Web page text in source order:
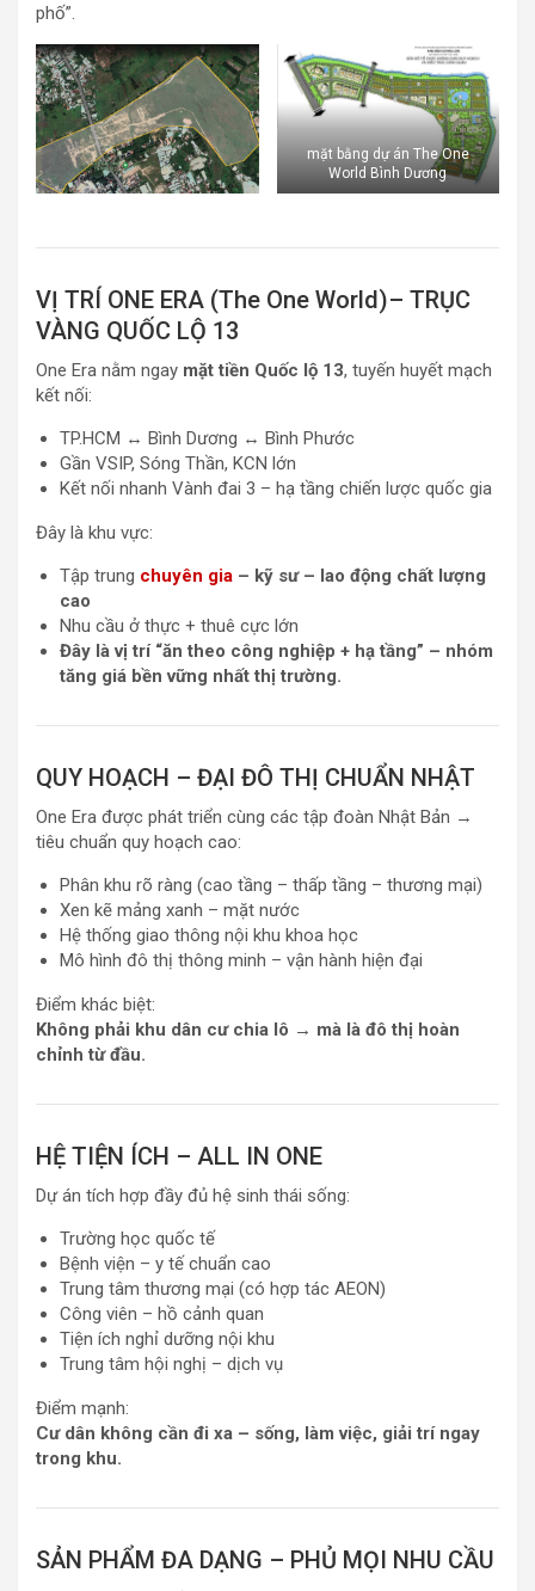
phố”.
mặt bằng dự án The One
World Bình Dương
VỊ TRÍ ONE ERA (The One World)– TRỤC
VÀNG QUỐC LỘ 13
One Era nằm ngay mặt tiền Quốc lộ 13, tuyến huyết mạch
kết nối:
TP.HCM ↔ Bình Dương ↔ Bình Phước
Gần VSIP, Sóng Thần, KCN lớn
Kết nối nhanh Vành đai 3 – hạ tầng chiến lược quốc gia
Đây là khu vực:
Tập trung chuyên gia – kỹ sư – lao động chất lượng
cao
Nhu cầu ở thực + thuê cực lớn
Đây là vị trí “ăn theo công nghiệp + hạ tầng” – nhóm
tăng giá bền vững nhất thị trường.
QUY HOẠCH – ĐẠI ĐÔ THỊ CHUẨN NHẬT
One Era được phát triển cùng các tập đoàn Nhật Bản →
tiêu chuẩn quy hoạch cao:
Phân khu rõ ràng (cao tầng – thấp tầng – thương mại)
Xen kẽ mảng xanh – mặt nước
Hệ thống giao thông nội khu khoa học
Mô hình đô thị thông minh – vận hành hiện đại
Điểm khác biệt:
Không phải khu dân cư chia lô → mà là đô thị hoàn
chỉnh từ đầu.
HỆ TIỆN ÍCH – ALL IN ONE
Dự án tích hợp đầy đủ hệ sinh thái sống:
Trường học quốc tế
Bệnh viện – y tế chuẩn cao
Trung tâm thương mại (có hợp tác AEON)
Công viên – hồ cảnh quan
Tiện ích nghỉ dưỡng nội khu
Trung tâm hội nghị – dịch vụ
Điểm mạnh:
Cư dân không cần đi xa – sống, làm việc, giải trí ngay
trong khu.
SẢN PHẨM ĐA DẠNG – PHỦ MỌI NHU CẦU